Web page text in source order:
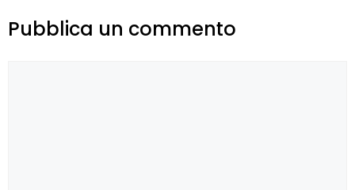
Pubblica un commento